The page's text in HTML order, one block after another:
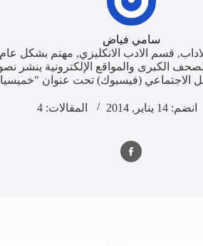
سامي فياض
قسم الادب الانكليزي, مهتم بشكل
الصحف الكبرى والمواقع الإلكترونية
الاجتماعي (فيسبوك) تحت عنوان
انضم: 14 يناير, 2014 المقالات: 4